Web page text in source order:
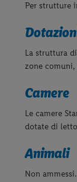
Per strutture
La struttura
zone comuni,
Camere
Le camere
dotate di
Animali
Non ammessi.